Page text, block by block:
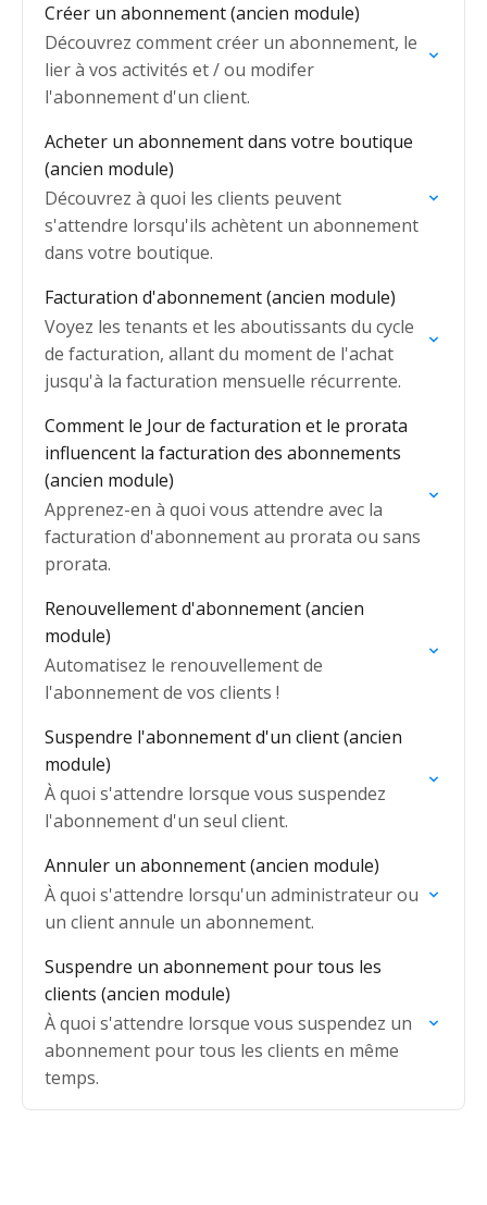
Créer un abonnement (ancien module)
Découvrez comment créer un abonnement, le
lier à vos activités et / ou modifer
l'abonnement d'un client.
Acheter un abonnement dans votre boutique
(ancien module)
Découvrez à quoi les clients peuvent
s'attendre lorsqu'ils achètent un abonnement
dans votre boutique.
Facturation d'abonnement (ancien module)
Voyez les tenants et les aboutissants du cycle
de facturation, allant du moment de l'achat
jusqu'à la facturation mensuelle récurrente.
Comment le Jour de facturation et le prorata
influencent la facturation des abonnements
(ancien module)
Apprenez-en à quoi vous attendre avec la
facturation d'abonnement au prorata ou sans
prorata.
Renouvellement d'abonnement (ancien
module)
Automatisez le renouvellement de
l'abonnement de vos clients !
Suspendre l'abonnement d'un client (ancien
module)
À quoi s'attendre lorsque vous suspendez
l'abonnement d'un seul client.
Annuler un abonnement (ancien module)
À quoi s'attendre lorsqu'un administrateur ou
un client annule un abonnement.
Suspendre un abonnement pour tous les
clients (ancien module)
À quoi s'attendre lorsque vous suspendez un
abonnement pour tous les clients en même
temps.